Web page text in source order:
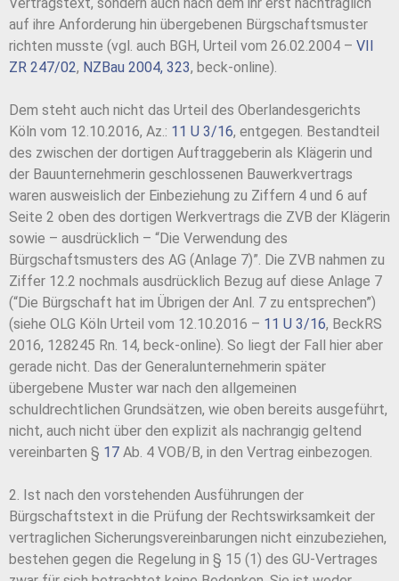
Vertragstext, sondern auch nach dem ihr erst nachträglich
auf ihre Anforderung hin übergebenen Bürgschaftsmuster
richten musste (vgl. auch BGH, Urteil vom 26.02.2004 – VII
ZR 247/02, NZBau 2004, 323, beck-online).
Dem steht auch nicht das Urteil des Oberlandesgerichts
Köln vom 12.10.2016, Az.: 11 U 3/16, entgegen. Bestandteil
des zwischen der dortigen Auftraggeberin als Klägerin und
der Bauunternehmerin geschlossenen Bauwerkvertrags
waren ausweislich der Einbeziehung zu Ziffern 4 und 6 auf
Seite 2 oben des dortigen Werkvertrags die ZVB der Klägerin
sowie – ausdrücklich – “Die Verwendung des
Bürgschaftsmusters des AG (Anlage 7)”. Die ZVB nahmen zu
Ziffer 12.2 nochmals ausdrücklich Bezug auf diese Anlage 7
(“Die Bürgschaft hat im Übrigen der Anl. 7 zu entsprechen”)
(siehe OLG Köln Urteil vom 12.10.2016 – 11 U 3/16, BeckRS
2016, 128245 Rn. 14, beck-online). So liegt der Fall hier aber
gerade nicht. Das der Generalunternehmerin später
übergebene Muster war nach den allgemeinen
schuldrechtlichen Grundsätzen, wie oben bereits ausgeführt,
nicht, auch nicht über den explizit als nachrangig geltend
vereinbarten § 17 Ab. 4 VOB/B, in den Vertrag einbezogen.
2. Ist nach den vorstehenden Ausführungen der
Bürgschaftstext in die Prüfung der Rechtswirksamkeit der
vertraglichen Sicherungsvereinbarungen nicht einzubeziehen,
bestehen gegen die Regelung in § 15 (1) des GU-Vertrages